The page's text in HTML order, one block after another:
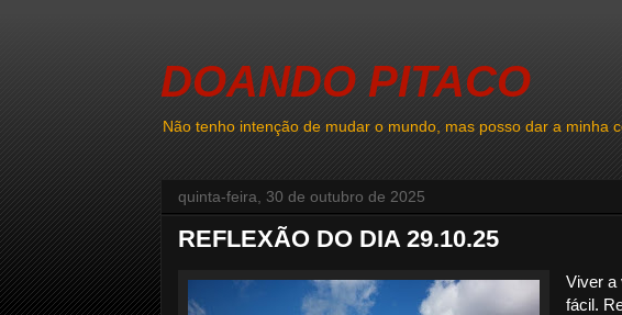
DOANDO PITACO
Não tenho intenção de mudar o mundo, mas posso dar a minha
quinta-feira, 30 de outubro de 2025
REFLEXÃO DO DIA 29.10.25
Viver a
fácil.